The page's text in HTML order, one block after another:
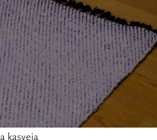
kasveja